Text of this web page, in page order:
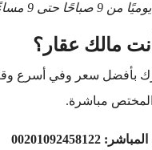
حتى 9 مساءً.
مالك عقار؟
بأفضل سعر وفي أسرع
المختص مباشرة.
المباشر: 00201092458122